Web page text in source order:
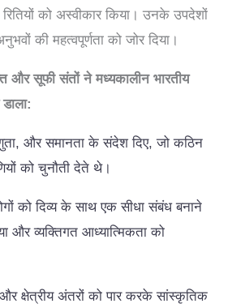
रितियों को अस्वीकार किया। उनके उपदेशों
की महत्वपूर्णता को जोर दिया।
और सूफी संतों ने मध्यकालीन भारतीय
और समानता के संदेश दिए, जो कठिन
को चुनौती देते थे।
को दिव्य के साथ एक सीधा संबंध बनाने
और व्यक्तिगत आध्यात्मिकता को
क्षेत्रीय अंतरों को पार करके सांस्कृतिक